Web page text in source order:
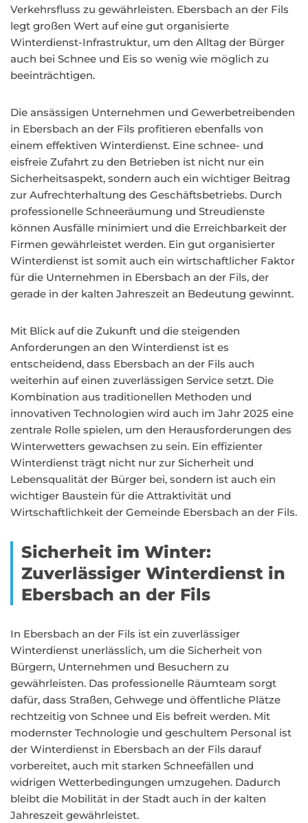
Verkehrsfluss zu gewährleisten. Ebersbach an der Fils
legt großen Wert auf eine gut organisierte
Winterdienst-Infrastruktur, um den Alltag der Bürger
auch bei Schnee und Eis so wenig wie möglich zu
beeinträchtigen.
Die ansässigen Unternehmen und Gewerbetreibenden
in Ebersbach an der Fils profitieren ebenfalls von
einem effektiven Winterdienst. Eine schnee- und
eisfreie Zufahrt zu den Betrieben ist nicht nur ein
Sicherheitsaspekt, sondern auch ein wichtiger Beitrag
zur Aufrechterhaltung des Geschäftsbetriebs. Durch
professionelle Schneeräumung und Streudienste
können Ausfälle minimiert und die Erreichbarkeit der
Firmen gewährleistet werden. Ein gut organisierter
Winterdienst ist somit auch ein wirtschaftlicher Faktor
für die Unternehmen in Ebersbach an der Fils, der
gerade in der kalten Jahreszeit an Bedeutung gewinnt.
Mit Blick auf die Zukunft und die steigenden
Anforderungen an den Winterdienst ist es
entscheidend, dass Ebersbach an der Fils auch
weiterhin auf einen zuverlässigen Service setzt. Die
Kombination aus traditionellen Methoden und
innovativen Technologien wird auch im Jahr 2025 eine
zentrale Rolle spielen, um den Herausforderungen des
Winterwetters gewachsen zu sein. Ein effizienter
Winterdienst trägt nicht nur zur Sicherheit und
Lebensqualität der Bürger bei, sondern ist auch ein
wichtiger Baustein für die Attraktivität und
Wirtschaftlichkeit der Gemeinde Ebersbach an der Fils.
Sicherheit im Winter:
Zuverlässiger Winterdienst in
Ebersbach an der Fils
In Ebersbach an der Fils ist ein zuverlässiger
Winterdienst unerlässlich, um die Sicherheit von
Bürgern, Unternehmen und Besuchern zu
gewährleisten. Das professionelle Räumteam sorgt
dafür, dass Straßen, Gehwege und öffentliche Plätze
rechtzeitig von Schnee und Eis befreit werden. Mit
modernster Technologie und geschultem Personal ist
der Winterdienst in Ebersbach an der Fils darauf
vorbereitet, auch mit starken Schneefällen und
widrigen Wetterbedingungen umzugehen. Dadurch
bleibt die Mobilität in der Stadt auch in der kalten
Jahreszeit gewährleistet.